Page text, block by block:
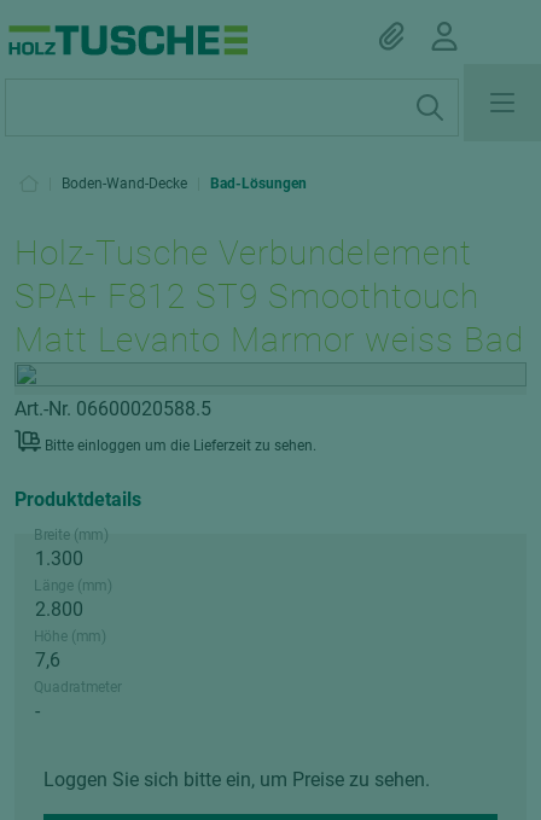
Boden-Wand-Decke Bad-Lösungen
Holz-Tusche Verbundelement
SPA+ F812 ST9 Smoothtouch
Matt Levanto Marmor weiss Bad
Art.-Nr. 06600020588.5
Bitte einloggen um die Lieferzeit zu sehen.
Produktdetails
Breite (mm)
Länge (mm)
Höhe (mm)
Quadratmeter
Loggen Sie sich bitte ein, um Preise zu sehen.